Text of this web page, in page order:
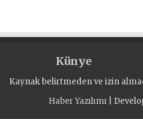
Künye
Kaynak belirtmeden ve izin
Haber Yazılımı|